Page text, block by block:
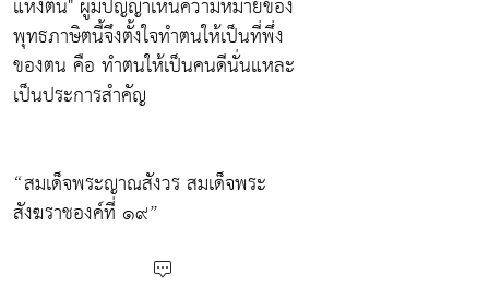
พุทธภาษิตนี้จึงตั้งใจทำตนให้เป็นที่พึ่ง
ของตน คือ ทำตนให้เป็นคนดีนั่นแหละ
เป็นประการสำคัญ
“สมเด็จพระญาณสังวร สมเด็จพระ
สังฆราชองค์ที่ ๑๙”